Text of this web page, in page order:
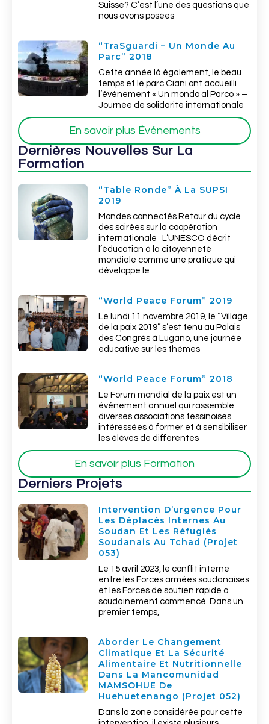
Suisse? C’est l’une des questions que
nous avons posées
“TraSguardi – Un Monde Au
Parc” 2018
Cette année là également, le beau
temps et le parc Ciani ont accueilli
l’événement « Un mondo al Parco » –
Journée de solidarité internationale
En savoir plus Événements
Dernières Nouvelles Sur La
Formation
“Table Ronde” À La SUPSI
2019
Mondes connectés Retour du cycle
des soirées sur la coopération
internationale L’UNESCO décrit
l’éducation à la citoyenneté
mondiale comme une pratique qui
développe le
“World Peace Forum” 2019
Le lundi 11 novembre 2019, le “Village
de la paix 2019” s’est tenu au Palais
des Congrés à Lugano, une journée
éducative sur les thèmes
“World Peace Forum” 2018
Le Forum mondial de la paix est un
événement annuel qui rassemble
diverses associations tessinoises
intéressées à former et à sensibiliser
les élèves de différentes
En savoir plus Formation
Derniers Projets
Intervention D’urgence Pour
Les Déplacés Internes Au
Soudan Et Les Réfugiés
Soudanais Au Tchad (Projet
053)
Le 15 avril 2023, le conflit interne
entre les Forces armées soudanaises
et les Forces de soutien rapide a
soudainement commencé. Dans un
premier temps,
Aborder Le Changement
Climatique Et La Sécurité
Alimentaire Et Nutritionnelle
Dans La Mancomunidad
MAMSOHUE De
Huehuetenango (Projet 052)
Dans la zone considérée pour cette